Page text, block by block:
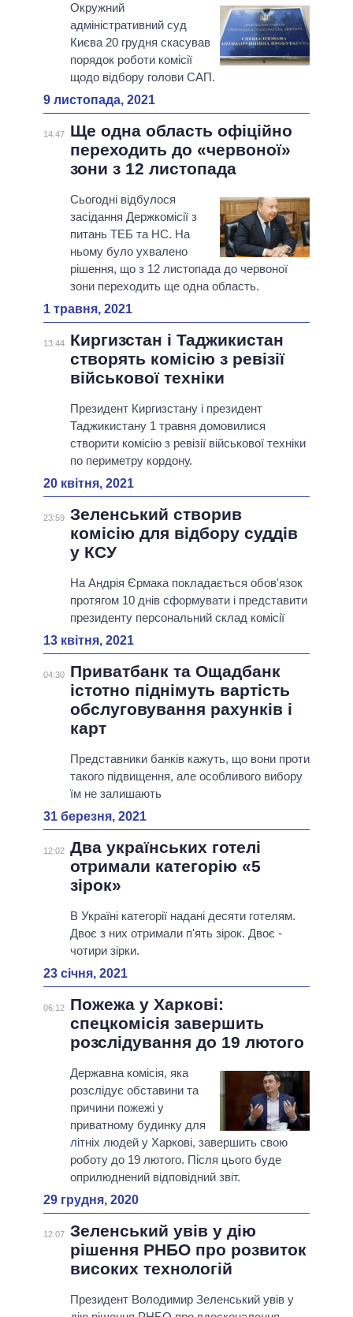
Окружний
адміністративний суд
Києва 20 грудня скасував
порядок роботи комісії
щодо відбору голови САП.
9 листопада, 2021
14:47
Ще одна область офіційно
переходить до «червоної»
зони з 12 листопада
Сьогодні відбулося
засідання Держкомісії з
питань ТЕБ та НС. На
ньому було ухвалено
рішення, що з 12 листопада до червоної
зони переходить ще одна область.
1 травня, 2021
13:44
Киргизстан і Таджикистан
створять комісію з ревізії
військової техніки
Президент Киргизстану і президент
Таджикистану 1 травня домовилися
створити комісію з ревізії військової техніки
по периметру кордону.
20 квітня, 2021
23:59 Зеленський створив
комісію для відбору суддів
у КСУ
На Андрія Єрмака покладається обов'язок
протягом 10 днів сформувати і представити
президенту персональний склад комісії
13 квітня, 2021
04:30
Приватбанк та Ощадбанк
істотно піднімуть вартість
обслуговування рахунків і
карт
Представники банків кажуть, що вони проти
такого підвищення, але особливого вибору
їм не залишають
31 березня, 2021
12:02 Два українських готелі
отримали категорію «5
зірок»
В Україні категорії надані десяти готелям.
Двоє з них отримали п'ять зірок. Двоє -
чотири зірки.
23 січня, 2021
06:12
Пожежа у Харкові:
спецкомісія завершить
розслідування до 19 лютого
Державна комісія, яка
розслідує обставини та
причини пожежі у
приватному будинку для
літніх людей у Харкові, завершить свою
роботу до 19 лютого. Після цього буде
оприлюднений відповідний звіт.
29 грудня, 2020
12:07 Зеленський увів у дію
рішення РНБО про розвиток
високих технологій
Президент Володимир Зеленський увів у